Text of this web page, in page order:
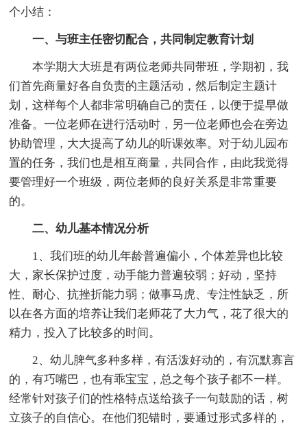
个小结：
一、与班主任密切配合，共同制定教育计划
本学期大大班是有两位老师共同带班，学期初，我
们首先商量好各自负责的主题活动，然后制定主题计
划，这样每个人都非常明确自己的责任，以便于提早做
准备。一位老师在进行活动时，另一位老师也会在旁边
协助管理，大大提高了幼儿的听课效率。对于幼儿园布
置的任务，我们也是相互商量，共同合作，由此我觉得
要管理好一个班级，两位老师的良好关系是非常重要
的。
二、幼儿基本情况分析
1、我们班的幼儿年龄普遍偏小，个体差异也比较
大，家长保护过度，动手能力普遍较弱；好动，坚持
性、耐心、抗挫折能力弱；做事马虎、专注性缺乏，所
以在各方面的培养让我们老师花了大力气，花了很大的
精力，投入了比较多的时间。
2、幼儿脾气多种多样，有活泼好动的，有沉默寡言
的，有巧嘴巴，也有乖宝宝，总之每个孩子都不一样。
经常针对孩子们的性格特点送给孩子一句鼓励的话，树
立孩子的自信心。在他们犯错时，要通过形式多样的，